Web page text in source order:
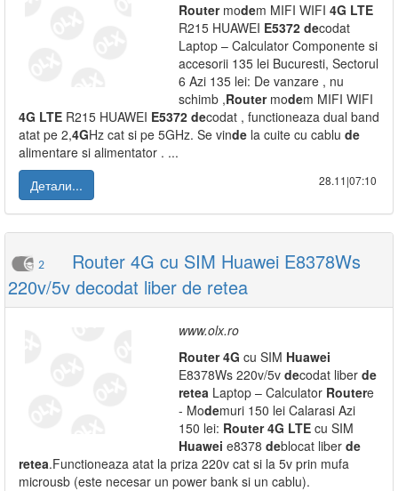
Routermodem MIFI WIFI 4G LTE
R215 HUAWEI E5372 decodat
Laptop – Calculator Componente si
accesorii 135 lei Bucuresti, Sectorul
6 Azi 135 lei: De vanzare , nu
schimb ,Routermodem MIFI WIFI
4G LTE R215 HUAWEI E5372 decodat , functioneaza dual band
atat pe 2,4GHz cat si pe 5GHz. Se vinde la cuite cu cablu de
alimentare si alimentator . ...
Детали...
28.11|07:10
2
Router 4G cu SIM Huawei E8378Ws
220v/5v decodat liber de retea
www.olx.ro
Router 4G cu SIM Huawei
E8378Ws 220v/5v decodat liber de
retea Laptop – Calculator Routere
- Modemuri 150 lei Calarasi Azi
150 lei: Router 4G LTE cu SIM
Huawei e8378 deblocat liber de
retea.Functioneaza atat la priza 220v cat si la 5v prin mufa
microusb (este necesar un power bank si un cablu).